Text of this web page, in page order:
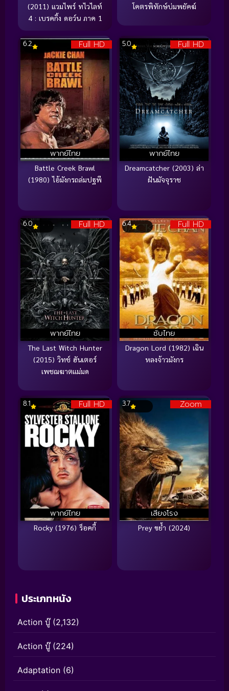
(2011) แวมไพร์ ทไวไลท์
4 : เบรคกิ้ง ดอว์น ภาค 1
โคตรพิทักษ์บ่มพยัคฆ์
Full HD
พากย์ไทย
6.2
Battle Creek Brawl
(1980) ไอ้มังกรถล่มปฐพี
Full HD
พากย์ไทย
5.0
Dreamcatcher (2003) ล่า
ฝันมัจจุราช
Full HD
พากย์ไทย
6.0
The Last Witch Hunter
(2015) วิทช์ ฮันเตอร์
เพชฌฆาตแม่มด
Full HD
ซับไทย
6.4
Dragon Lord (1982) เฉิน
หลงจ้าวมังกร
Full HD
พากย์ไทย
8.1
Rocky (1976) ร็อคกี้
Zoom
เสียงโรง
3.7
Prey ขย้ำ (2024)
ประเภทหนัง
Action บู๊(2,132)
Action บู๊(224)
Adaptation (6)